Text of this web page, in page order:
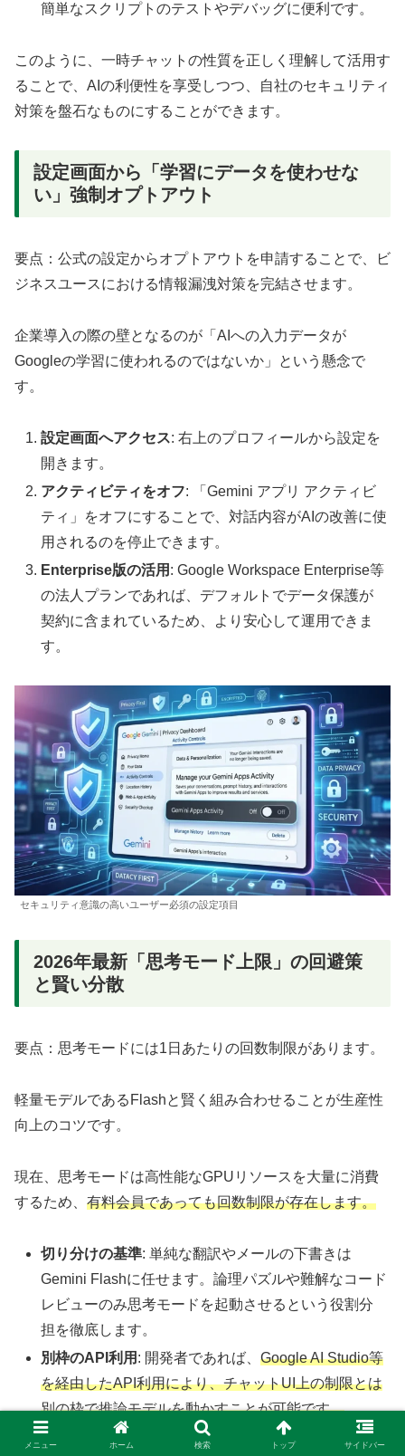
簡単なスクリプトのテストやデバッグに便利です。
このように、一時チャットの性質を正しく理解して活用す
ることで、AIの利便性を享受しつつ、自社のセキュリティ
対策を盤石なものにすることができます。
設定画面から「学習にデータを使わせな
い」強制オプトアウト
要点：公式の設定からオプトアウトを申請することで、ビ
ジネスユースにおける情報漏洩対策を完結させます。
企業導入の際の壁となるのが「AIへの入力データが
Googleの学習に使われるのではないか」という懸念で
す。
設定画面へアクセス: 右上のプロフィールから設定を
開きます。
アクティビティをオフ: 「Gemini アプリ アクティビ
ティ」をオフにすることで、対話内容がAIの改善に使
用されるのを停止できます。
Enterprise版の活用 : Google Workspace Enterprise等
の法人プランであれば、デフォルトでデータ保護が
契約に含まれているため、より安心して運用できま
す。
セキュリティ意識の高いユーザー必須の設定項目
2026年最新「思考モード上限」の回避策
と賢い分散
要点：思考モードには1日あたりの回数制限があります。
軽量モデルであるFlashと賢く組み合わせることが生産性
向上のコツです。
現在、思考モードは高性能なGPUリソースを大量に消費
するため、 有料会員であっても回数制限が存在します。
切り分けの基準: 単純な翻訳やメールの下書きは
Gemini Flashに任せます。論理パズルや難解なコード
レビューのみ思考モードを起動させるという役割分
担を徹底します。
別枠のAPI利用 : 開発者であれば、Google AI Studio等
を経由したAPI利用により、チャットUI上の制限とは
別の枠で推論モデルを動かすことが可能です。
メニュー ホーム 検索 トップ サイドバー